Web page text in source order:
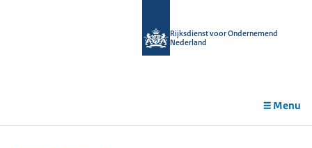
Rijksdienst voor Ondernemend
Nederland
Menu